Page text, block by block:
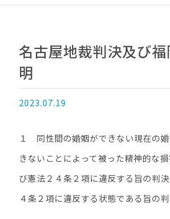
名古屋地裁判決及び
明
2023.07.19
１ 同性間の婚姻ができない現在の
きないことによって被った精神的な
び憲法２４条２項に違反する旨の判
４条２項に違反する状態である旨の